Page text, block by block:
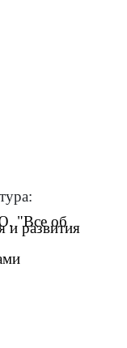
"Все об
и развития